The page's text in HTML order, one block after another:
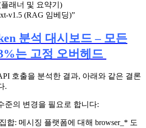
플래너 및 요약기)
v1.5 (RAG 임베딩)”
분석 대시보드 – 모든
는 고정 오버헤드
호출을 분석한 결과, 아래와 같은 결론
.
준의 변경을 필요로 합니다:
합: 메시징 플랫폼에 대해 browser_* 도